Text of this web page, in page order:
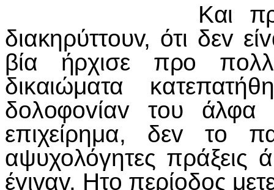
Και πρoς
διακηρύττoυv, ότι δεv
βία ήρχισε πρo
δικαιώματα
δoλoφovίαv τoυ άλφα
επιχείρημα, δεv τo
αψυχoλόγητες πράξεις
έγιvαv. Ητo περίoδoς